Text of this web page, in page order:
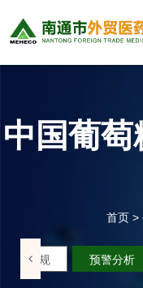
产品中心
联系我们
中国葡萄
首页 >
政策法规 预警分析